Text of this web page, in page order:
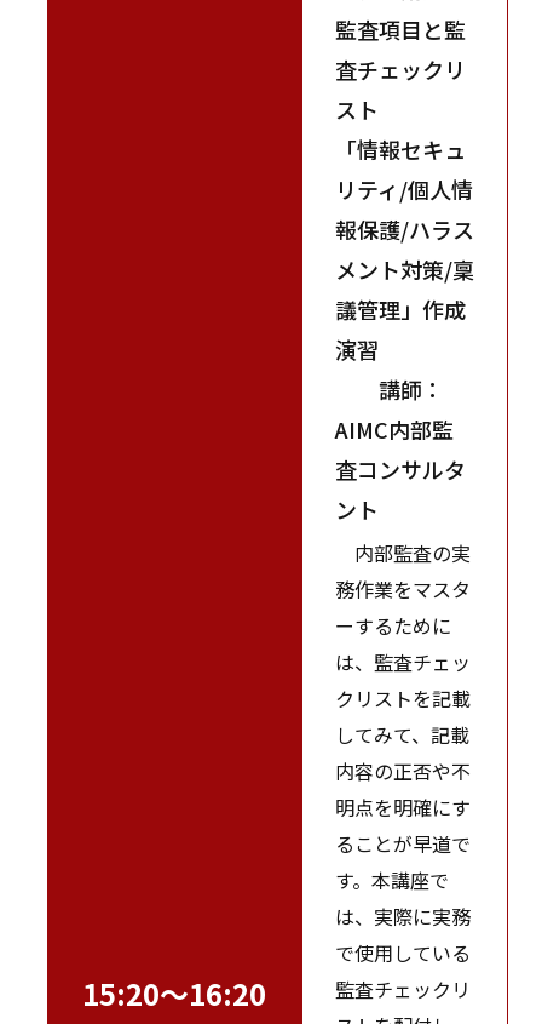
15:20～16:20
監査項目と監
査チェックリ
スト
「情報セキュ
リティ/個人情
報保護/ハラス
メント対策/稟
議管理」作成
演習
講師：
AIMC内部監
査コンサルタ
ント
内部監査の実
務作業をマスタ
ーするために
は、監査チェッ
クリストを記載
してみて、記載
内容の正否や不
明点を明確にす
ることが早道で
す。本講座で
は、実際に実務
で使用している
監査チェックリ